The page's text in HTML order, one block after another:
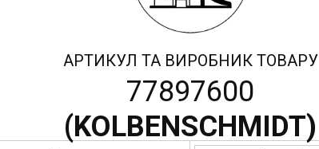
АРТИКУЛ ТА ВИРОБНИК ТОВАРУ
77897600
(KOLBENSCHMIDT)